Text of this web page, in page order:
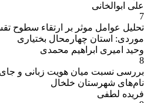
علی ابوالخانی
7
تحلیل عوامل موثر بر ارتقاء سطوح
موردی: استان چهارمحال بختیاری
وحید امیری ابراهیم محمدی
8
بررسی نسبت میان هویت زبانی و
نام‌های شهرستان خلخال
فریده لطفی